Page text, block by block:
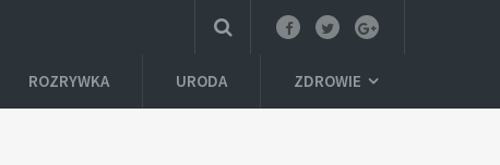
ROZRYWKA URODA ZDROWIE